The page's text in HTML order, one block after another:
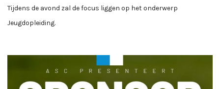
Tijdens de avond zal de focus liggen op het onderwerp
Jeugdopleiding.